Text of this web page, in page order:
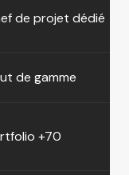
de projet dédié
de gamme
+70